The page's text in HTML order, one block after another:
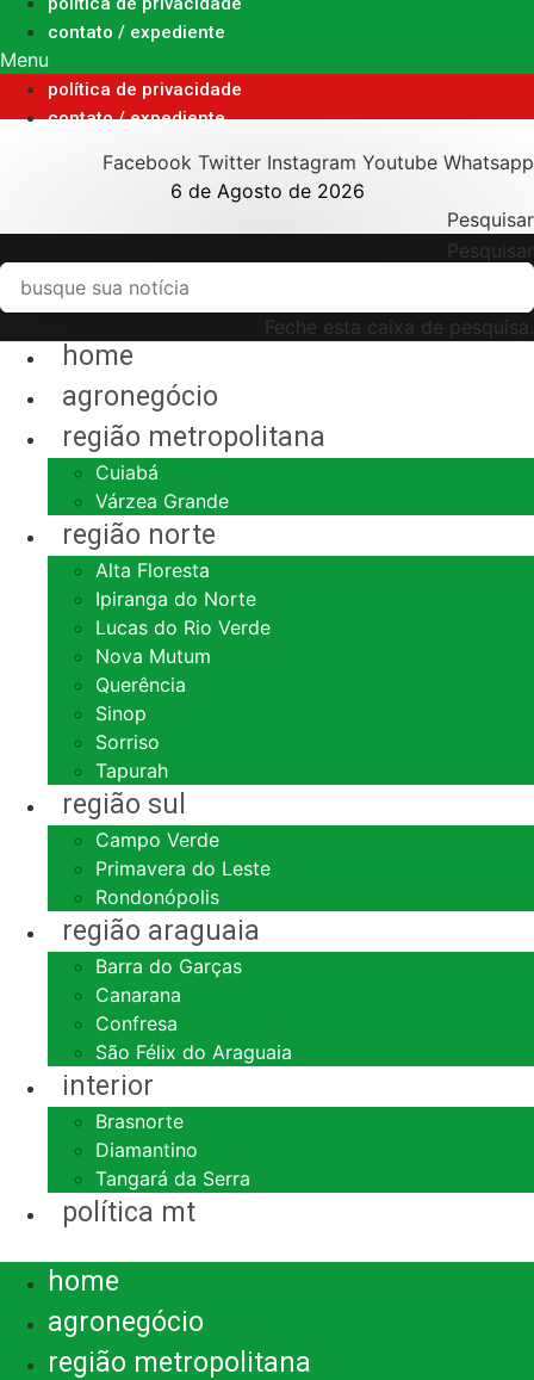
para
o
conteúdo
contato / expediente
Menu
política de privacidade
contato / expediente
Facebook Twitter Instagram Youtube Whatsapp
6 de Agosto de 2026
Pesquisar
Pesquisar
Feche esta caixa de pesquisa.
home
agronegócio
região metropolitana
Cuiabá
Várzea Grande
região norte
Alta Floresta
Ipiranga do Norte
Lucas do Rio Verde
Nova Mutum
Querência
Sinop
Sorriso
Tapurah
região sul
Campo Verde
Primavera do Leste
Rondonópolis
região araguaia
Barra do Garças
Canarana
Confresa
São Félix do Araguaia
interior
Brasnorte
Diamantino
Tangará da Serra
política mt
home
agronegócio
região metropolitana